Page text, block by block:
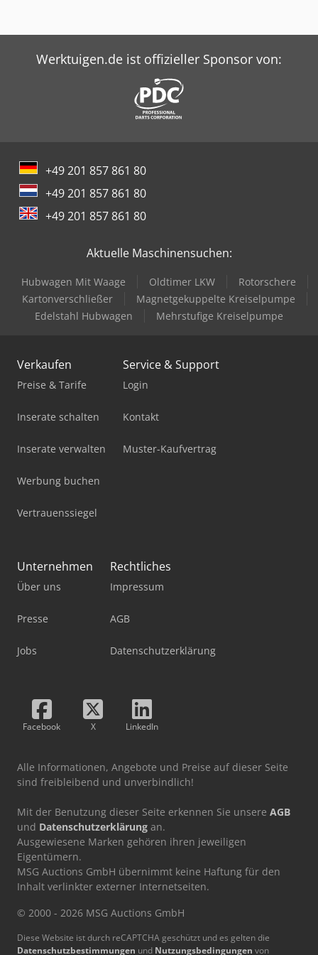
zur Abführung von 80 Arbeitsplätzen mit
Förderbandantrieb - 1. OG, Altkartonband zur Abfuhr von
Kartons mit Förderbandantrieb Inkl. diverse
Gurtförderkurven von Transnorm Eingesetzte
Kartongrößen (LxBxH): max. 800x 600x320mm, min.:
340x120x119mm, max. Gewicht 32kg, Min, 1kg Der
werden): die 80 Packtische, 2 Spiralen, Zustand: gut
Verfügbar: ab ca. August 2026, bzw. nach Absprache
Standort: Raum Erfurt
Werktuigen.de ist offizieller Sponsor von:
+49 201 857 861 80
+49 201 857 861 80
+49 201 857 861 80
Aktuelle Maschinensuchen:
Hubwagen Mit Waage Oldtimer LKW
Rotorschere
Kartonverschließer
Magnetgekuppelte Kreiselpumpe
Edelstahl Hubwagen
Mehrstufige Kreiselpumpe
Verkaufen
Preise & Tarife
Inserate schalten
Inserate verwalten
Werbung buchen
Vertrauenssiegel
Service & Support
Login
Kontakt
Muster-Kaufvertrag
Unternehmen
Über uns
Presse
Jobs
Rechtliches
Impressum
AGB
Datenschutzerklärung
Facebook X LinkedIn
Alle Informationen, Angebote und Preise auf dieser Seite
sind freibleibend und unverbindlich!
Mit der Benutzung dieser Seite erkennen Sie unsere AGB
und Datenschutzerklärung an.
Ausgewiesene Marken gehören ihren jeweiligen
Eigentümern.
MSG Auctions GmbH übernimmt keine Haftung für den
Inhalt verlinkter externer Internetseiten.
© 2000 - 2026 MSG Auctions GmbH
Diese Website ist durch reCAPTCHA geschützt und es gelten die
Datenschutzbestimmungen und Nutzungsbedingungen von